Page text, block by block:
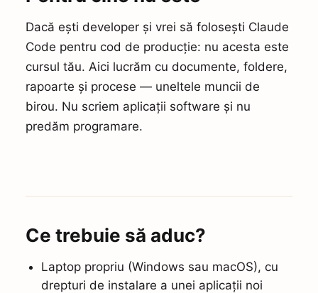
Dacă ești developer și vrei să folosești Claude
Code pentru cod de producție: nu acesta este
cursul tău. Aici lucrăm cu documente, foldere,
rapoarte și procese — uneltele muncii de
birou. Nu scriem aplicații software și nu
predăm programare.
Ce trebuie să aduc?
Laptop propriu (Windows sau macOS), cu
drepturi de instalare a unei aplicații noi